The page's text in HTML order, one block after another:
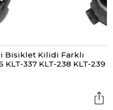
Bisiklet Kilidi Farklı
337 KLT-238 KLT-239